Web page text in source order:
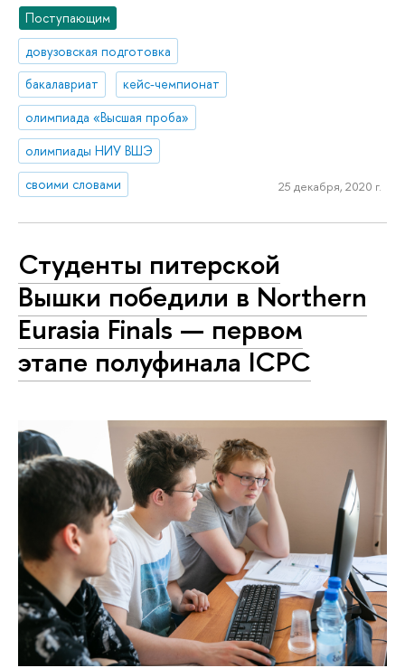
Поступающим
довузовская подготовка
бакалавриат
кейс-чемпионат
олимпиада «Высшая проба»
олимпиады НИУ ВШЭ
своими словами
25 декабря, 2020 г.
Студенты питерской
Вышки победили в Northern
Eurasia Finals — первом
этапе полуфинала ICPC